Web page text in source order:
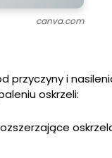
canva.com
przyczyny i
oskrzeli: